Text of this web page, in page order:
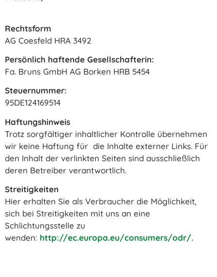
Rechtsform
AG Coesfeld HRA 3492
Persönlich haftende Gesellschafterin:
Fa. Bruns GmbH AG Borken HRB 5454
Steuernummer:
95DE124169514
Haftungshinweis
Trotz sorgfältiger inhaltlicher Kontrolle übernehmen
wir keine Haftung für die Inhalte externer Links. Für
den Inhalt der verlinkten Seiten sind ausschließlich
deren Betreiber verantwortlich.
Streitigkeiten
Hier erhalten Sie als Verbraucher die Möglichkeit,
sich bei Streitigkeiten mit uns an eine
Schlichtungsstelle zu
wenden: http://ec.europa.eu/consumers/odr/.